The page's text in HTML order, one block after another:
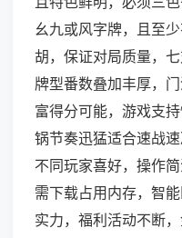
幺九或风字牌，且至
胡，保证对局质量，
牌型番数叠加丰厚，
富得分可能，游戏支
锅节奏迅猛适合速战
不同玩家喜好，操作
需下载占用内存，智
实力，福利活动不断